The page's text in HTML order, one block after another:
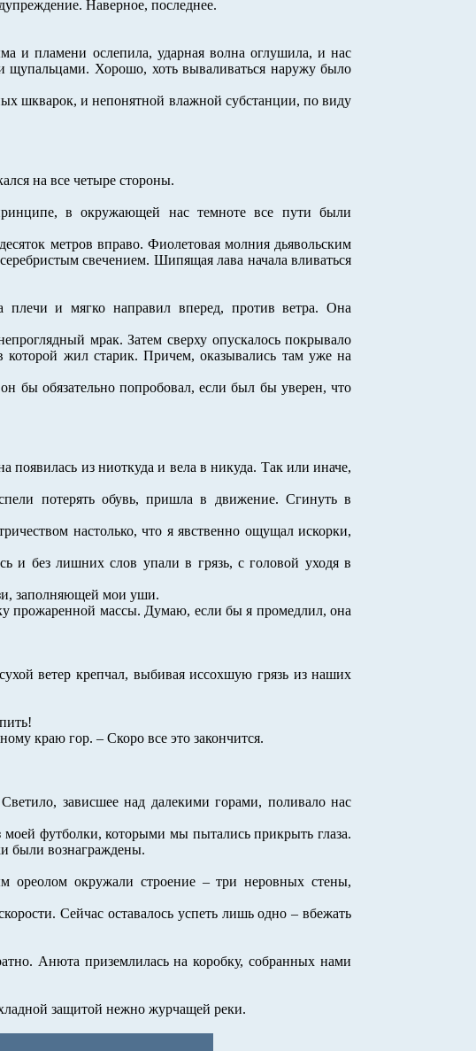
Наверное, последнее.
и пламени ослепила, ударная волна оглушила, и нас
щупальцами. Хорошо, хоть вываливаться наружу было
шкварок, и непонятной влажной субстанции, по виду
на все четыре стороны.
в окружающей нас темноте все пути были
метров вправо. Фиолетовая молния дьявольским
свечением. Шипящая лава начала вливаться
и мягко направил вперед, против ветра. Она
мрак. Затем сверху опускалось покрывало
жил старик. Причем, оказывались там уже на
бы обязательно попробовал, если был бы уверен, что
из ниоткуда и вела в никуда. Так или иначе,
потерять обувь, пришла в движение. Сгинуть в
настолько, что я явственно ощущал искорки,
и без лишних слов упали в грязь, с головой уходя в
заполняющей мои уши.
прожаренной массы. Думаю, если бы я промедлил, она
ветер крепчал, выбивая иссохшую грязь из наших
краю гор. – Скоро все это закончится.
зависшее над далекими горами, поливало нас
футболки, которыми мы пытались прикрыть глаза.
были вознаграждены.
ореолом окружали строение – три неровных стены,
Сейчас оставалось успеть лишь одно – вбежать
Анюта приземлилась на коробку, собранных нами
защитой нежно журчащей реки.